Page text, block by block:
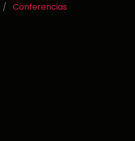
Conferencias